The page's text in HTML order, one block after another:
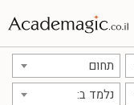
תחום
נלמד ב: